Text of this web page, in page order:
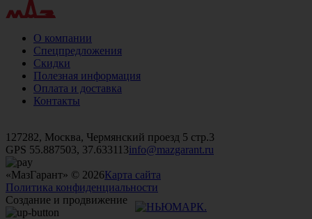
О компании
Спецпредложения
Скидки
Полезная информация
Оплата и доставка
Контакты
127282, Москва, Чермянский проезд 5 стр.3
GPS 55.887503, 37.633113info@mazgarant.ru
«МазГарант» © 2026Карта сайта
Политика конфиденциальности
Создание и продвижение